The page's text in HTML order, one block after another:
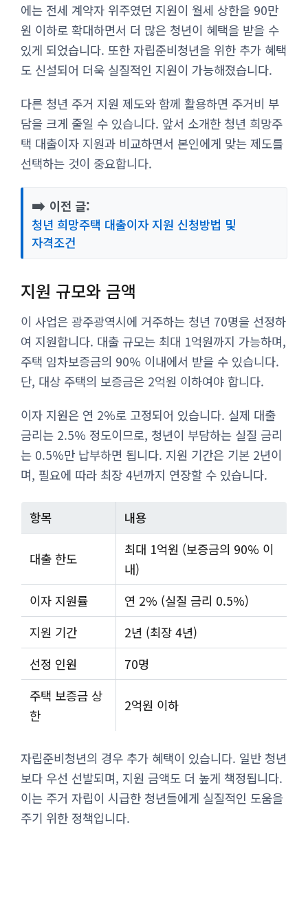
에는 전세 계약자 위주였던 지원이 월세 상한을 90만
원 이하로 확대하면서 더 많은 청년이 혜택을 받을 수
있게 되었습니다. 또한 자립준비청년을 위한 추가 혜택
도 신설되어 더욱 실질적인 지원이 가능해졌습니다.
다른 청년 주거 지원 제도와 함께 활용하면 주거비 부
담을 크게 줄일 수 있습니다. 앞서 소개한 청년 희망주
택 대출이자 지원과 비교하면서 본인에게 맞는 제도를
선택하는 것이 중요합니다.
➡️ 이전 글:
청년 희망주택 대출이자 지원 신청방법 및
자격조건
지원 규모와 금액
이 사업은 광주광역시에 거주하는 청년 70명을 선정하
여 지원합니다. 대출 규모는 최대 1억원까지 가능하며,
주택 임차보증금의 90% 이내에서 받을 수 있습니다.
단, 대상 주택의 보증금은 2억원 이하여야 합니다.
이자 지원은 연 2%로 고정되어 있습니다. 실제 대출
금리는 2.5% 정도이므로, 청년이 부담하는 실질 금리
는 0.5%만 납부하면 됩니다. 지원 기간은 기본 2년이
며, 필요에 따라 최장 4년까지 연장할 수 있습니다.
항목 내용
대출 한도
최대 1억원 (보증금의 90% 이
내)
이자 지원률
연 2% (실질 금리 0.5%)
지원 기간
2년 (최장 4년)
선정 인원
70명
주택 보증금 상
한
2억원 이하
자립준비청년의 경우 추가 혜택이 있습니다. 일반 청년
보다 우선 선발되며, 지원 금액도 더 높게 책정됩니다.
이는 주거 자립이 시급한 청년들에게 실질적인 도움을
주기 위한 정책입니다.